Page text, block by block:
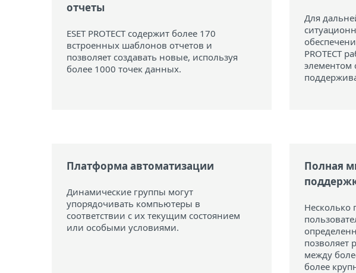
отчеты
ESET PROTECT содержит более 170
встроенных шаблонов отчетов и
позволяет создавать новые, используя
более 1000 точек данных.
Для
PROTECT
элементом
Платформа автоматизации
Динамические группы могут
упорядочивать компьютеры в
соответствии с их текущим состоянием
или особыми условиями.
Полная
Несколько
позволяет
между
более